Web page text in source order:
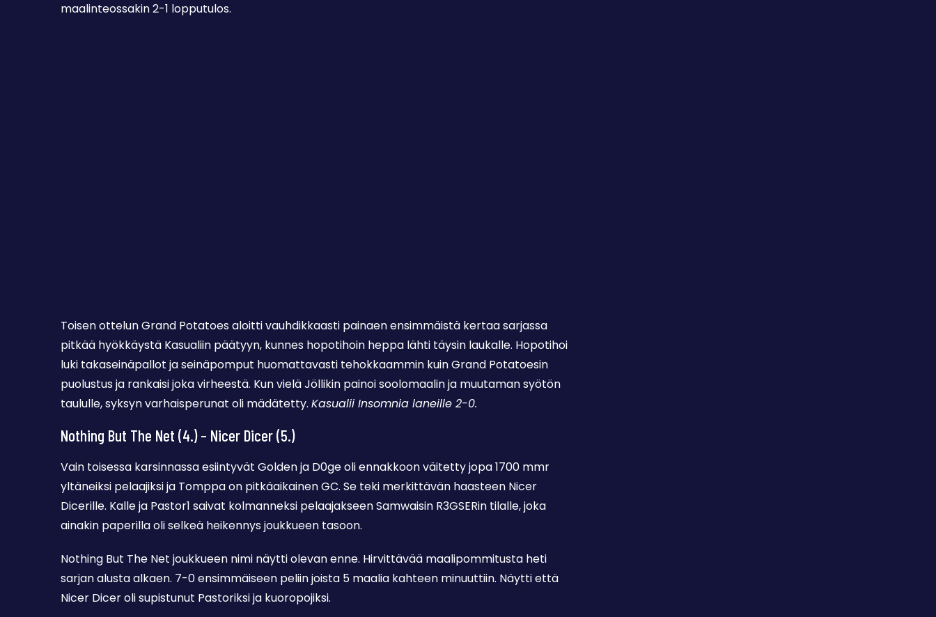
maalinteossakin 2-1 lopputulos.
Toisen ottelun Grand Potatoes aloitti vauhdikkaasti painaen ensimmäistä kertaa sarjassa
pitkää hyökkäystä Kasualiin päätyyn, kunnes hopotihoin heppa lähti täysin laukalle. Hopotihoi
luki takaseinäpallot ja seinäpomput huomattavasti tehokkaammin kuin Grand Potatoesin
puolustus ja rankaisi joka virheestä. Kun vielä Jöllikin painoi soolomaalin ja muutaman syötön
taululle, syksyn varhaisperunat oli mädätetty. Kasualii Insomnia laneille 2-0.
Nothing But The Net (4.) – Nicer Dicer (5.)
Vain toisessa karsinnassa esiintyvät Golden ja D0ge oli ennakkoon väitetty jopa 1700 mmr
yltäneiksi pelaajiksi ja Tomppa on pitkäaikainen GC. Se teki merkittävän haasteen Nicer
Dicerille. Kalle ja Pastor1 saivat kolmanneksi pelaajakseen Samwaisin R3GSERin tilalle, joka
ainakin paperilla oli selkeä heikennys joukkueen tasoon.
Nothing But The Net joukkueen nimi näytti olevan enne. Hirvittävää maalipommitusta heti
sarjan alusta alkaen. 7-0 ensimmäiseen peliin joista 5 maalia kahteen minuuttiin. Näytti että
Nicer Dicer oli supistunut Pastoriksi ja kuoropojiksi.